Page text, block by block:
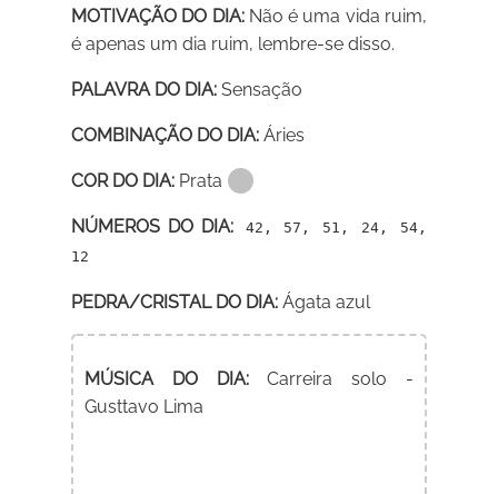
MOTIVAÇÃO DO DIA:Não é uma vida ruim,
é apenas um dia ruim, lembre-se disso.
PALAVRA DO DIA: Sensação
COMBINAÇÃO DO DIA: Áries
COR DO DIA: Prata
NÚMEROS DO DIA:42, 57, 51, 24, 54,
12
PEDRA/CRISTAL DO DIA: Ágata azul
MÚSICA DO DIA:Carreira solo -
Gusttavo Lima